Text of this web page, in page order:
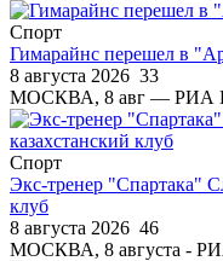
Спорт
Гимарайнс перешел в
8 августа 2026 33
МОСКВА, 8 авг — РИА
Спорт
Экс-тренер "Спартака"
клуб
8 августа 2026 46
МОСКВА, 8 августа -